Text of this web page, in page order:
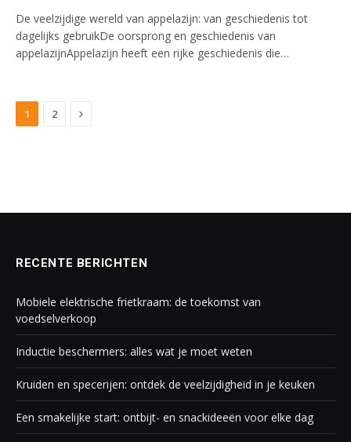
De veelzijdige wereld van appelazijn: van geschiedenis tot
dagelijks gebruikDe oorsprong en geschiedenis van
appelazijnAppelazijn heeft een rijke geschiedenis die…
1 2 Next
RECENTE BERICHTEN
Mobiele elektrische frietkraam: de toekomst van
voedselverkoop
Inductie beschermers: alles wat je moet weten
Kruiden en specerijen: ontdek de veelzijdigheid in je keuken
Een smakelijke start: ontbijt- en snackideeën voor elke dag